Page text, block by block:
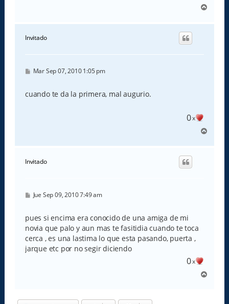
r
Invitado
M
s
a
Mar Sep 07, 2010 1:05 pm
cuando te da la primera, mal augurio.
0x
r
Invitado
M
s
a
j
e
Jue Sep 09, 2010 7:49 am
pues si encima era conocido de una amiga de mi
novia que palo y aun mas te fasitidia cuando te toca
cerca , es una lastima lo que esta pasando, puerta ,
jarque etc por no segir diciendo
0x